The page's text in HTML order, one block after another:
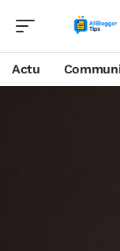
Actu